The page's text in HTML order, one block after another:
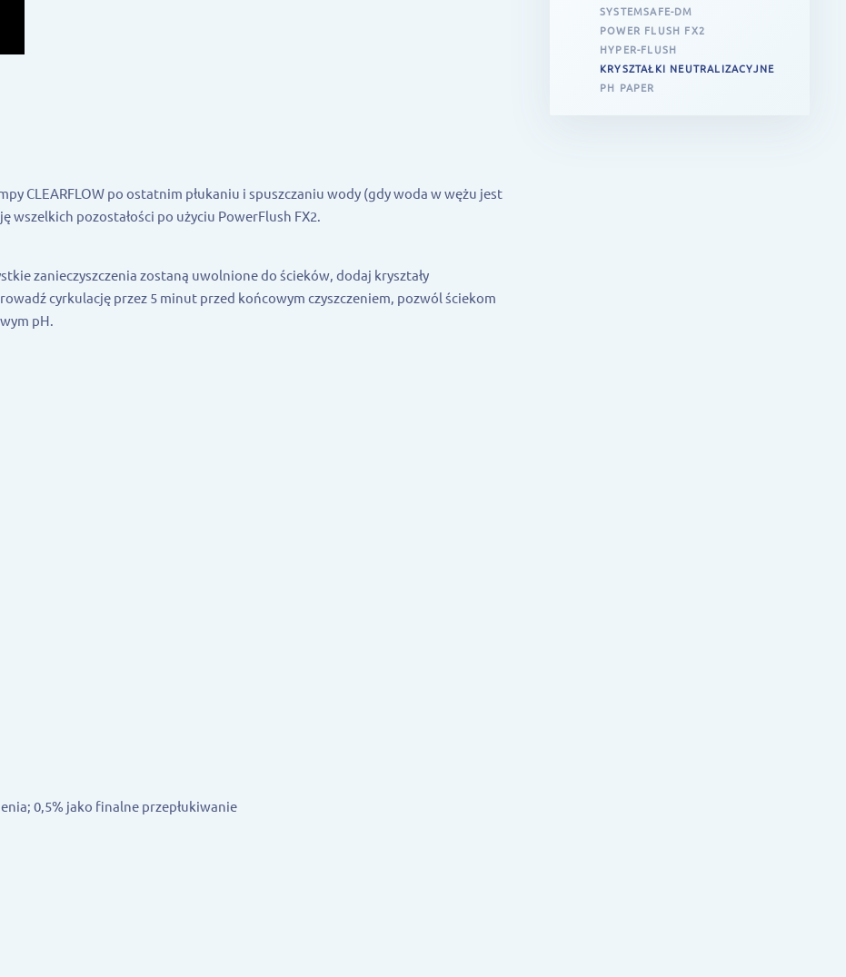
CLEARFLOW po ostatnim płukaniu i spuszczaniu wody (gdy woda w wężu jest
pozostałości po użyciu PowerFlush FX2.
zanieczyszczenia zostaną uwolnione do ścieków, dodaj kryształy
cyrkulację przez 5 minut przed końcowym czyszczeniem, pozwól ściekom
pH.
0,5% jako finalne przepłukiwanie
SYSTEMSAFE-DM
POWER FLUSH FX2
HYPER-FLUSH
KRYSZTAŁKI NEUTRALIZACYJNE
PH PAPER